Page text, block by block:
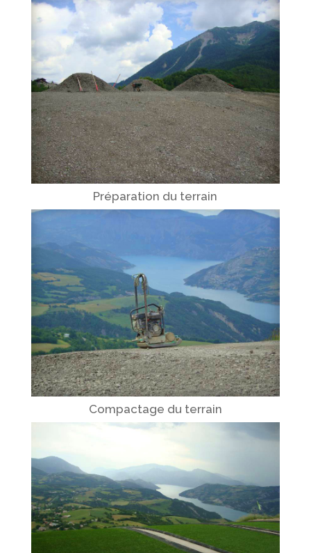
Préparation du terrain
Compactage du terrain